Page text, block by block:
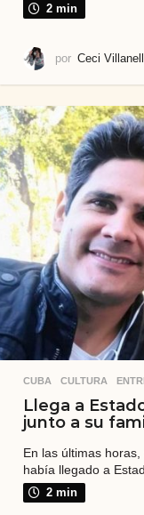
2 min
por Ceci
CUBA ,CULTURA ,
Llega a
junto a su
En las últimas
había llegado a
2 min